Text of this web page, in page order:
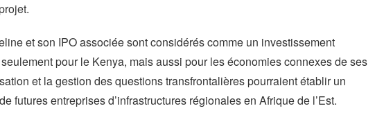
et son IPO associée sont considérés comme un investissement
pour le Kenya, mais aussi pour les économies connexes de ses
et la gestion des questions transfrontalières pourraient établir un
futures entreprises d’infrastructures régionales en Afrique de l’Est.